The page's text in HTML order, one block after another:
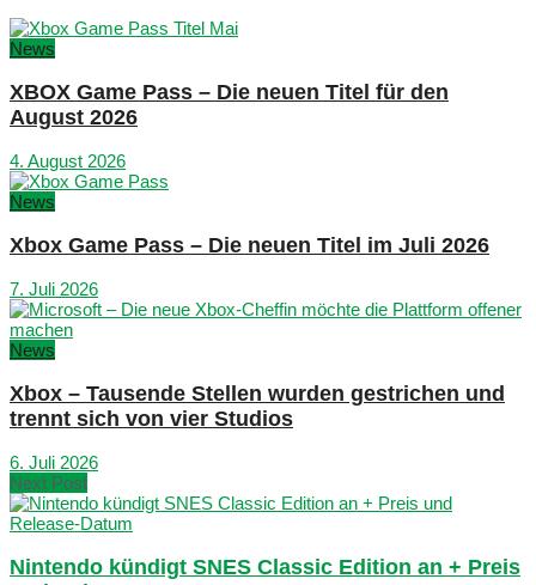
News
XBOX Game Pass – Die neuen Titel für den
August 2026
4. August 2026
News
Xbox Game Pass – Die neuen Titel im Juli 2026
7. Juli 2026
News
Xbox – Tausende Stellen wurden gestrichen und
trennt sich von vier Studios
6. Juli 2026
Next Post
Nintendo kündigt SNES Classic Edition an + Preis